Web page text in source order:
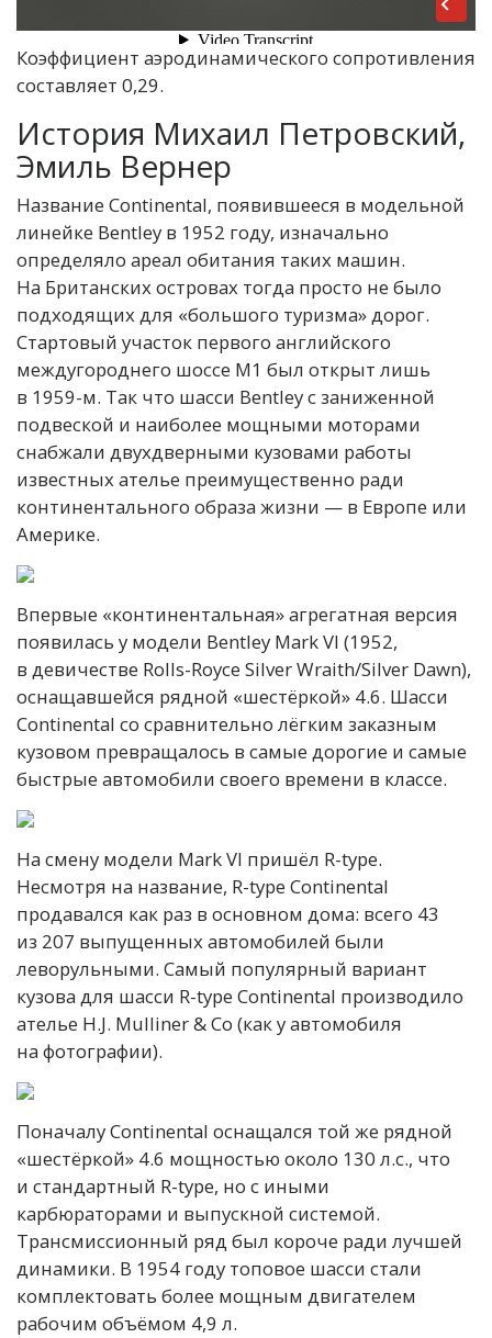
Коэффициент аэродинамического сопротивления
составляет 0,29.
История Михаил Петровский,
Эмиль Вернер
Название Continental, появившееся в модельной
линейке Bentley в 1952 году, изначально
определяло ареал обитания таких машин.
На Британских островах тогда просто не было
подходящих для «большого туризма» дорог.
Стартовый участок первого английского
междугороднего шоссе M1 был открыт лишь
в 1959-м. Так что шасси Bentley с заниженной
подвеской и наиболее мощными моторами
снабжали двухдверными кузовами работы
известных ателье преимущественно ради
континентального образа жизни — в Европе или
Америке.
Впервые «континентальная» агрегатная версия
появилась у модели Bentley Mark VI (1952,
в девичестве Rolls-Royce Silver Wraith/Silver Dawn),
оснащавшейся рядной «шестёркой» 4.6. Шасси
Continental со сравнительно лёгким заказным
кузовом превращалось в самые дорогие и самые
быстрые автомобили своего времени в классе.
На смену модели Mark VI пришёл R-type.
Несмотря на название, R-type Continental
продавался как раз в основном дома: всего 43
из 207 выпущенных автомобилей были
леворульными. Самый популярный вариант
кузова для шасси R-type Continental производило
ателье H.J. Mulliner & Co (как у автомобиля
на фотографии).
Поначалу Continental оснащался той же рядной
«шестёркой» 4.6 мощностью около 130 л.с., что
и стандартный R-type, но с иными
карбюраторами и выпускной системой.
Трансмиссионный ряд был короче ради лучшей
динамики. В 1954 году топовое шасси стали
комплектовать более мощным двигателем
рабочим объёмом 4,9 л.